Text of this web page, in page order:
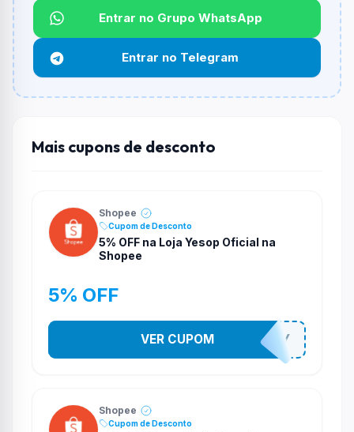
Funciona em qualquer produto?
Não necessariamente. Depende de itens participantes
e alguns vendedores ou produtos especificos podem
não aceitar cupons.
Entrar no Grupo WhatsApp
Entrar no Telegram
Mais cupons de desconto
Shopee
Cupom de Desconto
5% OFF na Loja Yesop Oficial na
Shopee
5% OFF
YESO274Y
VER CUPOM
Shopee
Cupom de Desconto